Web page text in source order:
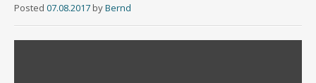
Posted 07.08.2017 byBernd